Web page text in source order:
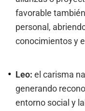
favorable
personal,
conocimientos y
Leo: el carisma
generando
entorno social y